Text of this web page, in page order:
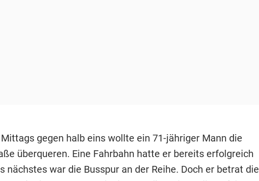
gegen halb eins wollte ein 71-jähriger Mann die
überqueren. Eine Fahrbahn hatte er bereits erfolgreich
nächstes war die Busspur an der Reihe. Doch er betrat die